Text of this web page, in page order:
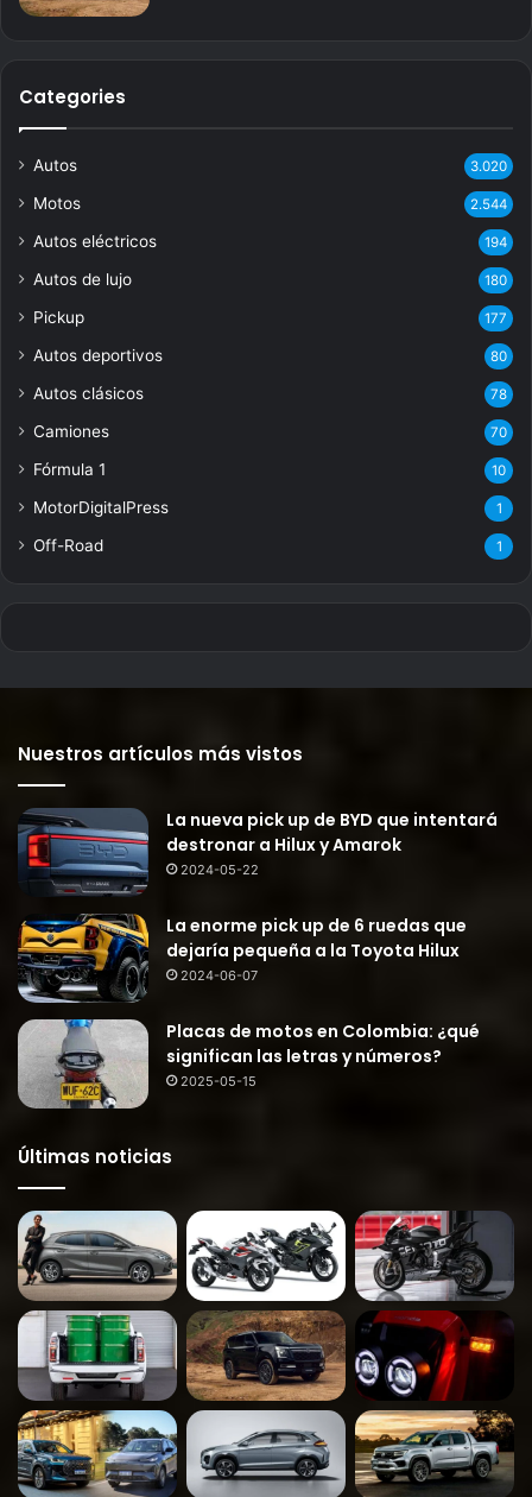
Categories
Autos 3.020
Motos 2.544
Autos eléctricos 194
Autos de lujo 180
Pickup 177
Autos deportivos 80
Autos clásicos 78
Camiones 70
Fórmula 1 10
MotorDigitalPress 1
Off-Road 1
Nuestros artículos más vistos
La nueva pick up de BYD que intentará
destronar a Hilux y Amarok
2024-05-22
La enorme pick up de 6 ruedas que
dejaría pequeña a la Toyota Hilux
2024-06-07
Placas de motos en Colombia: ¿qué
significan las letras y números?
2025-05-15
Últimas noticias